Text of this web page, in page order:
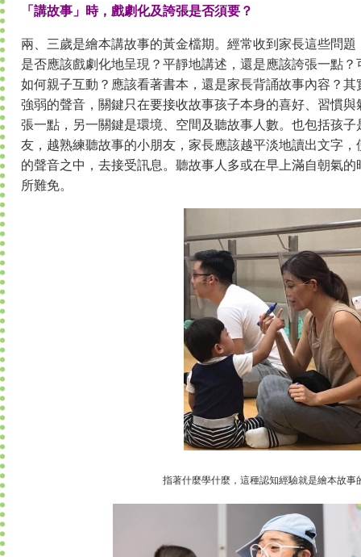
「講故事」時，戲劇化及誇張是否須要？
兩、三歲是繪本講故事的黃金檔期。經常收到家長這些問
是否應該戲劇化地呈現？平靜地講述，還是應該誇張一點
如何親子互動？應該看著書本，還是家長背誦故事內容？
強弱的聲音，關鍵只在要接收故事孩子本身的喜好、習慣
張一點，另一關鍵是環境、空間及聽故事人數。也包括孩
友，越熟練聽故事的小朋友，家長應該越平淡地讀出文字
的聲音之中，去接受訊息。聽故事人多或在早上滿自朝氣
所難免。
指著什麼學什麼，這種認知經驗就是繪本故事